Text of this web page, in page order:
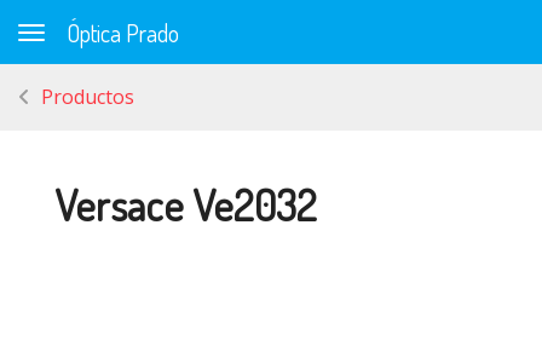
Toggle navigation
Óptica Prado
Productos
Versace Ve2032